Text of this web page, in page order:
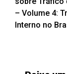
– Volume 4:
Interno no